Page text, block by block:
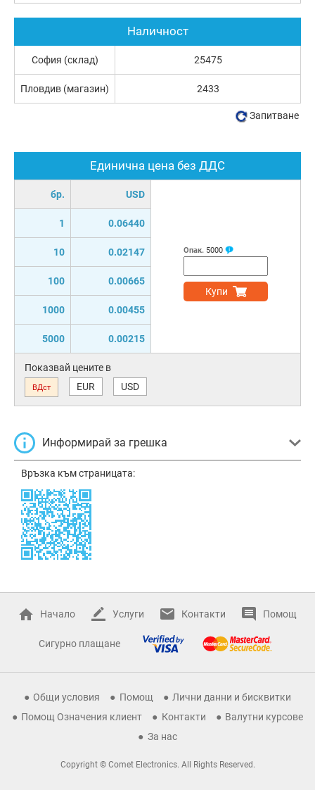
Единична цена без ДДС
бр. USD
1 0.06440
10 0.02147
100 0.00665
1000 0.00455
5000 0.00215
Опак. 5000
Купи
Показвай цените в
ВДст EUR USD
Информирай за грешка
Връзка към страницата:
Наличност
София (склад) 25475
Пловдив (магазин) 2433
Запитване
Начало Услуги Контакти Помощ
Сигурно плащане
Общи условия Помощ
Лични данни и бисквитки
Помощ Означения клиент
Контакти
Валутни курсове
За нас
Copyright © Comet Electronics. All Rights Reserved.